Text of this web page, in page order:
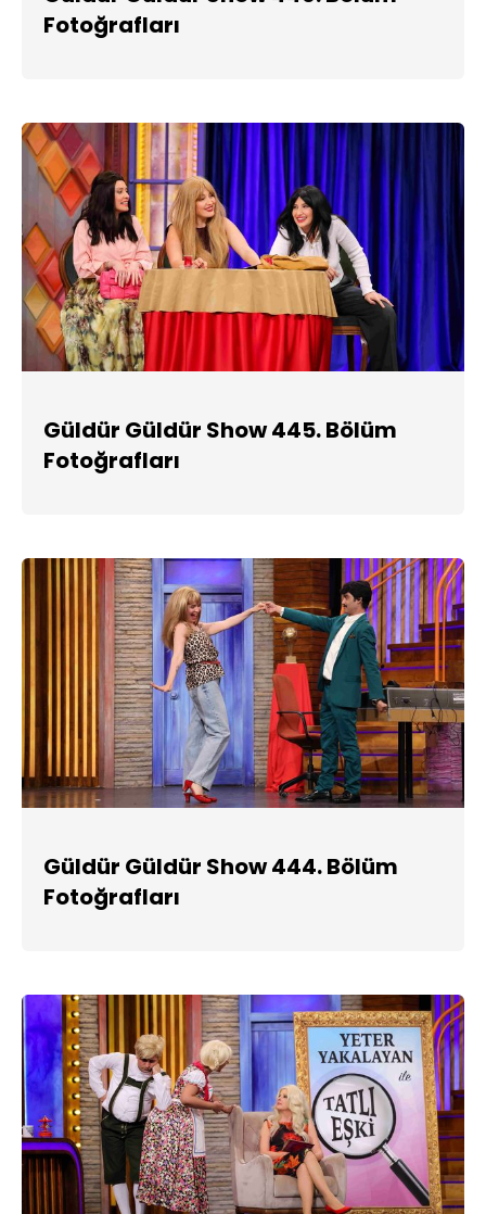
Fotoğrafları
Güldür Güldür Show 445. Bölüm
Fotoğrafları
Güldür Güldür Show 444. Bölüm
Fotoğrafları